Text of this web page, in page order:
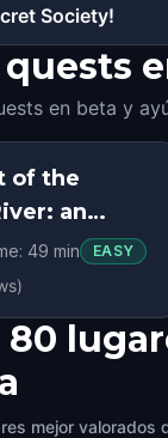
Society!
quests
en beta y
of the
an
Valencia’s
49 min EASY
80
mejor